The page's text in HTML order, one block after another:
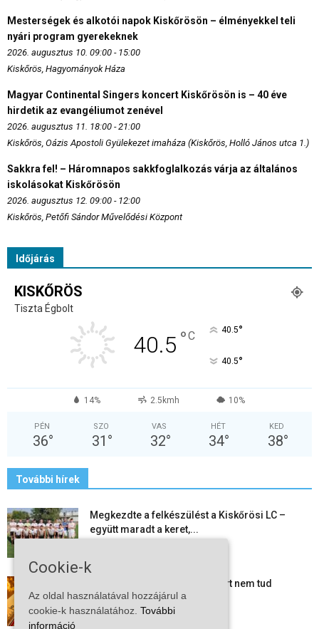
Mesterségek és alkotói napok Kiskőrösön – élményekkel teli
nyári program gyerekeknek
2026. augusztus 10. 09:00 - 15:00
Kiskőrös, Hagyományok Háza
Magyar Continental Singers koncert Kiskőrösön is – 40 éve
hirdetik az evangéliumot zenével
2026. augusztus 11. 18:00 - 21:00
Kiskőrös, Oázis Apostoli Gyülekezet imaháza (Kiskőrös, Holló János utca 1.)
Sakkra fel! – Háromnapos sakkfoglalkozás várja az általános
iskolásokat Kiskőrösön
2026. augusztus 12. 09:00 - 12:00
Kiskőrös, Petőfi Sándor Művelődési Központ
Időjárás
KISKŐRÖS
Tiszta Égbolt
40.5 °C 40.5°
40.5°
14% 2.5kmh 10%
PÉN
36°
SZO
31 °
VAS
32°
HÉT
34°
KED
38°
További hírek
Megkezdte a felkészülést a Kiskőrösi LC –
együtt maradt a keret,...
Mi történik Európa felett? Ezért nem tud
szabadulni a kontinens a...
2026-08-05
Cookie-k
Az oldal használatával hozzájárul a
cookie-k használatához. További
információ